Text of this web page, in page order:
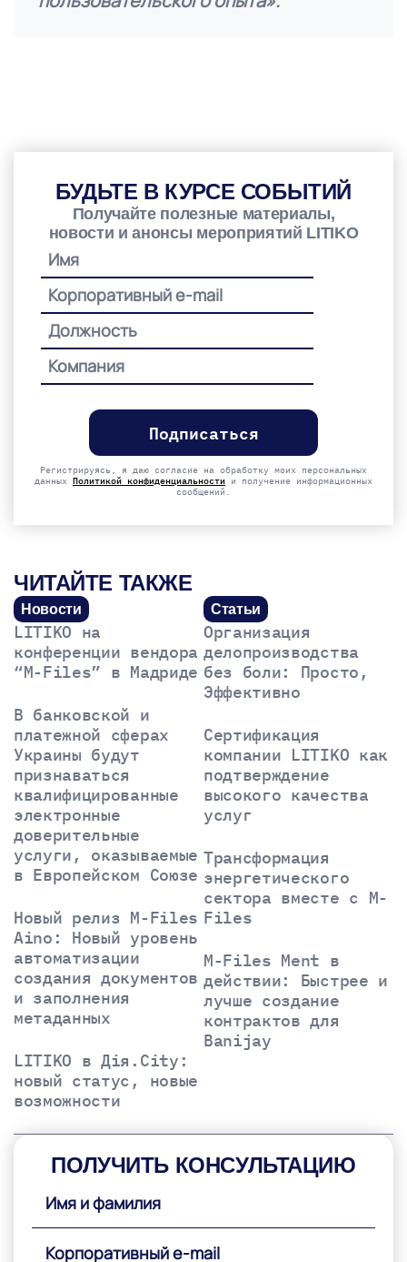
БУДЬТЕ В КУРСЕ СОБЫТИЙ
Получайте полезные материалы,
новости и анонсы мероприятий LITIKO
empty.
Регистрируясь, я даю согласие на обработку моих персональных
данных Политикой конфиденциальности и получение информационных
сообщений.
ЧИТАЙТЕ ТАКЖЕ
Новости
LITIKO на
конференции вендора
“M-Files” в Мадриде
В банковской и
платежной сферах
Украины будут
признаваться
квалифицированные
электронные
доверительные
услуги, оказываемые
в Европейском Союзе
Новый релиз M-Files
Aino: Новый уровень
автоматизации
создания документов
и заполнения
метаданных
LITIKO в Дія.City:
новый статус, новые
возможности
Статьи
Организация
делопроизводства
без боли: Просто,
Эффективно
Сертификация
компании LITIKO как
подтверждение
высокого качества
услуг
Трансформация
энергетического
сектора вместе с M-
Files
M-Files Ment в
действии: Быстрее и
лучше создание
контрактов для
Banijay
ПОЛУЧИТЬ КОНСУЛЬТАЦИЮ